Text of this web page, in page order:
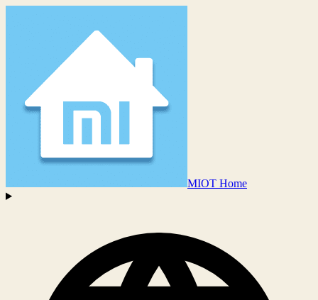
MIOT Home